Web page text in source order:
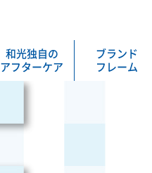
和光独自の
アフターケア
ブランド
フレーム